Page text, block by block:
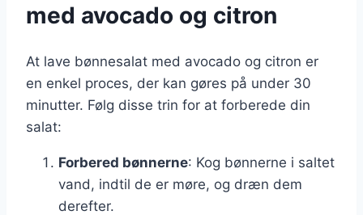
med avocado og citron
At lave bønnesalat med avocado og citron er
en enkel proces, der kan gøres på under 30
minutter. Følg disse trin for at forberede din
salat:
Forbered bønnerne: Kog bønnerne i saltet
vand, indtil de er møre, og dræn dem
derefter.